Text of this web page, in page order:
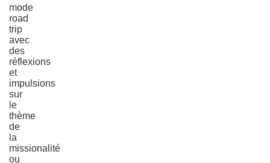
mode
road
trip
avec
des
réflexions
et
impulsions
sur
le
thème
de
la
missionalité
ou